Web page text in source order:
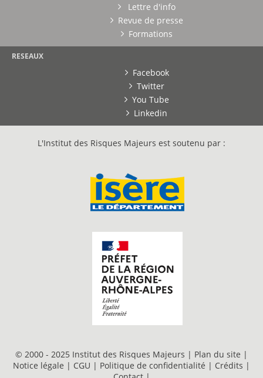
Lettre d'info
Revue de presse
Formations
RESEAUX
Facebook
Twitter
You Tube
Linkedin
L'Institut des Risques Majeurs est soutenu par :
© 2000 - 2025 Institut des Risques Majeurs | Plan du site |
Notice légale | CGU | Politique de confidentialité | Crédits |